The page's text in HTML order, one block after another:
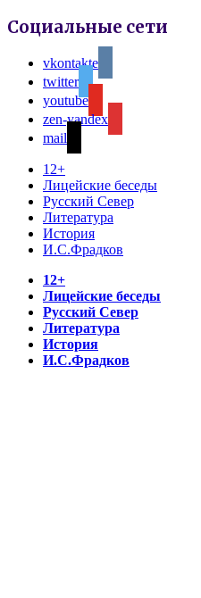
Социальные сети
vkontakte
twitter
youtube
zen-yandex
mail
12+
Лицейские беседы
Русский Север
Литература
История
И.С.Фрадков
12+
Лицейские беседы
Русский Север
Литература
История
И.С.Фрадков